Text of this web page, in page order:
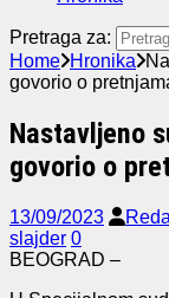
Pretraga za:
Home Hronika
govorio o
Nastavljeno
govorio o
13/09/2023
slajder 0
BEOGRAD –